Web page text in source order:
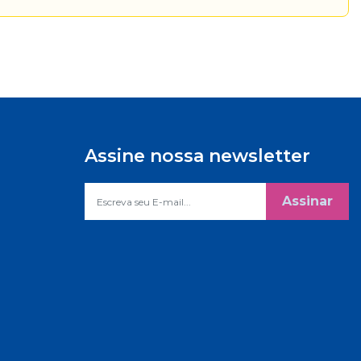
Assine nossa newsletter
Assinar